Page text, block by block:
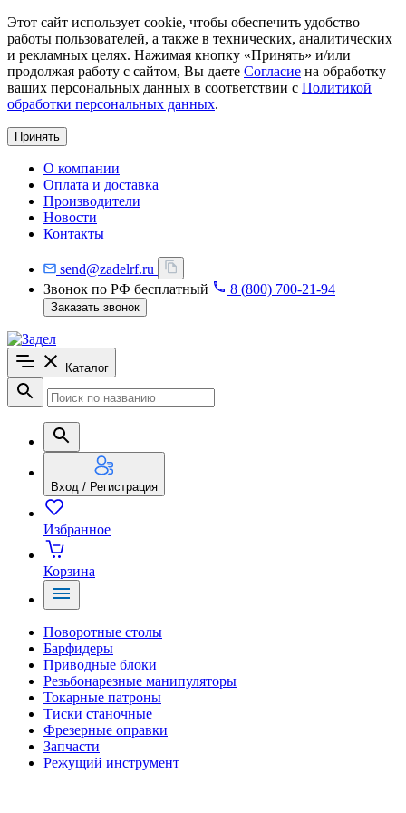
Этот сайт использует cookie, чтобы обеспечить удобство
работы пользователей, а также в технических, аналитических
и рекламных целях. Нажимая кнопку «Принять» и/или
продолжая работу с сайтом, Вы даете Согласие на обработку
ваших персональных данных в соответствии с Политикой
обработки персональных данных.
Принять
О компании
Оплата и доставка
Производители
Новости
Контакты
send@zadelrf.ru
Звонок по РФ бесплатный
8 (800) 700-21-94
Заказать звонок
Каталог
Вход / Регистрация
Избранное
Корзина
Поворотные столы
Барфидеры
Приводные блоки
Резьбонарезные манипуляторы
Токарные патроны
Тиски станочные
Фрезерные оправки
Запчасти
Режущий инструмент